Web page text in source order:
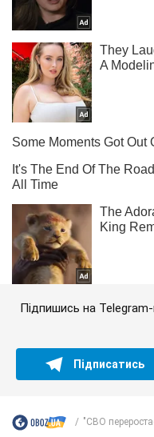
Підпишись на
Підписатись
"СВО